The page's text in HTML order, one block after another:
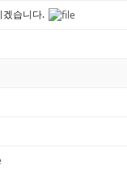
겠습니다.